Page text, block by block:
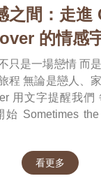
叫住了夏甲（亞伯
和蛾摩拉的毀滅。
人看見時，人就認
很突然的。亞伯拉
向他們俯伏在地，
開僕人往前去」，
，兩個天使（第三
拉罕的侄子羅得，
之間：走進
的情感
只是一場戀情 而是
程 無論是戀人、
用文字提醒我們
Sometimes the
看更多